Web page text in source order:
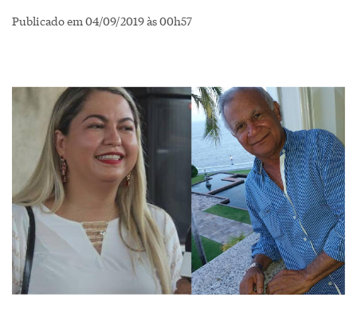
Publicado em 04/09/2019 às 00h57